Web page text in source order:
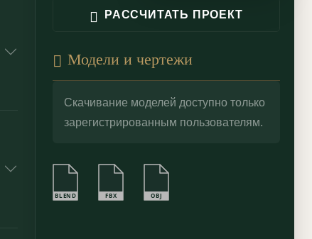
РАССЧИТАТЬ ПРОЕКТ
Модели и чертежи
Скачивание моделей доступно только
зарегистрированным пользователям.
BLEND FBX OBJ